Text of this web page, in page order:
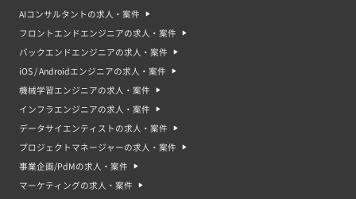
AIコンサルタントの求人・案件
フロントエンドエンジニアの求人・案件
バックエンドエンジニアの求人・案件
iOS / Androidエンジニアの求人・案件
機械学習エンジニアの求人・案件
インフラエンジニアの求人・案件
データサイエンティストの求人・案件
プロジェクトマネージャーの求人・案件
事業企画/PdMの求人・案件
マーケティングの求人・案件